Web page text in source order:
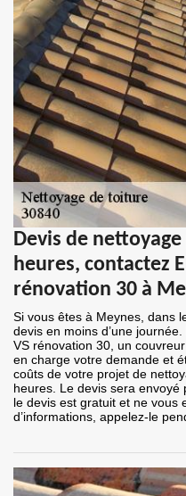
Devis de
heures, contactez
rénovation 30 à
Si vous êtes à Meynes, dans
devis en moins d’une
VS rénovation 30, un
en charge votre demande et
coûts de votre projet de
heures. Le devis sera
le devis est gratuit et ne vous
d’informations, appelez-le